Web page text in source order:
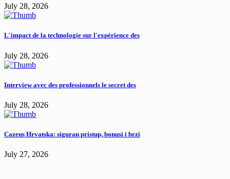
July 28, 2026
L'impact de la technologie sur l'expérience des
July 28, 2026
Interview avec des professionnels le secret des
July 28, 2026
Cazeus Hrvatska: siguran pristup, bonusi i brzi
July 27, 2026